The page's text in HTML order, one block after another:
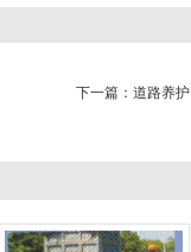
下一篇： 道路养护